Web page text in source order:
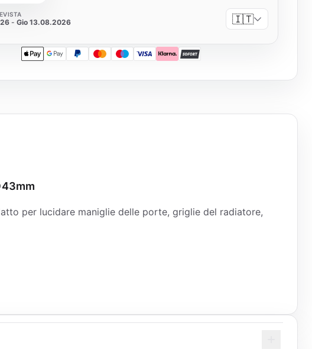
- Gio 13.08.2026 🇮🇹
Apple PayGoogle Pay
PayPalMastercardMaestro
Visa KlarnaSOFORT
per lucidare maniglie delle porte, griglie del radiatore,